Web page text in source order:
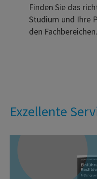
Finden Sie das
Studium und Ihre
den Fachbereichen.
Exzellente